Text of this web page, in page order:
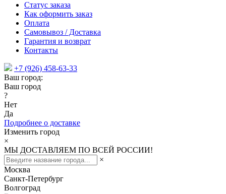
Статус заказа
Как оформить заказ
Оплата
Самовывоз / Доставка
Гарантия и возврат
Контакты
+7 (926) 458-63-33
Ваш город:
Ваш город
?
Нет
Да
Подробнее о доставке
Изменить город
×
МЫ ДОСТАВЛЯЕМ ПО ВСЕЙ РОССИИ!
×
Москва
Санкт-Петербург
Волгоград